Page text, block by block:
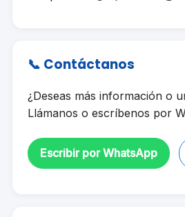
📞 Contáctanos
¿Deseas más información o
Llámanos o escríbenos por
Escribir por WhatsApp